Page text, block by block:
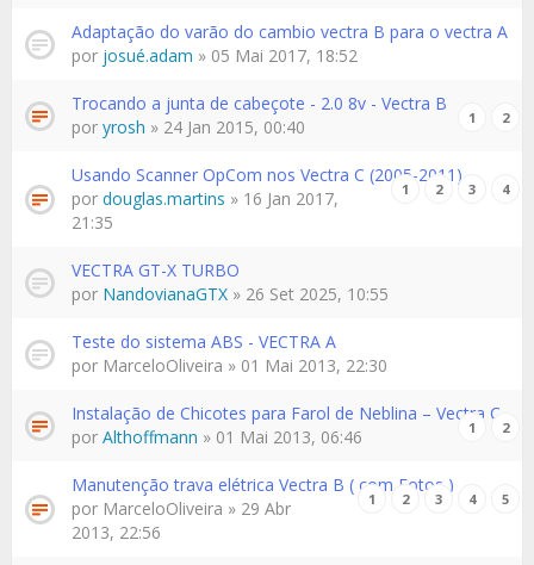
Adaptação do varão do cambio vectra B para o vectra A
por josué.adam » 05 Mai 2017, 18:52
Trocando a junta de cabeçote - 2.0 8v - Vectra B
1 2
por yrosh » 24 Jan 2015, 00:40
Usando Scanner OpCom nos Vectra C (2005-2011)
1 2 3 4
por douglas.martins » 16 Jan 2017,
21:35
VECTRA GT-X TURBO
por NandovianaGTX » 26 Set 2025, 10:55
Teste do sistema ABS - VECTRA A
por MarceloOliveira » 01 Mai 2013, 22:30
Instalação de Chicotes para Farol de Neblina – Vectra C
1 2
por Althoffmann » 01 Mai 2013, 06:46
Manutenção trava elétrica Vectra B ( com Fotos )
1 2 3 4 5
por MarceloOliveira » 29 Abr
2013, 22:56